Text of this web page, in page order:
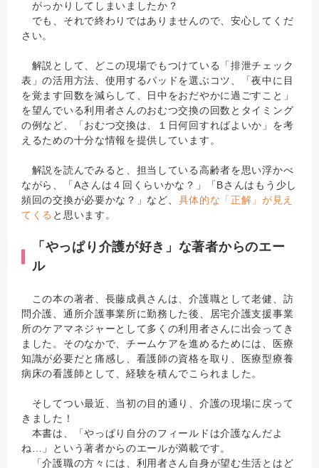
がっかりしてしまいましたか？
でも、それで終わりではありませんので、安心してくだ
さい。
解説として、どこの現場でもつけている「排泄チェック
表」の活用方法、使用するパッドを選ぶコツ、「夜中に目
を覚ます回数を減らして、日中をおだやかに過ごすこと」
を望んでいる利用者さんのおむつ交換の回数とタイミング
の例など、「おむつ交換は、１日何回すればよいか」を考
えるための十分な情報を提供しています。
解説を読んでみると、担当している高齢者を思い浮かべ
ながら、「Aさんは４回くらいかな？」「Bさんはもう少し
頻回の交換が必要かな？」など、 具体的な「正解」が見え
てくる と思います。
「やっぱり介護が好き」な著者からのエー
ル
この本の著者、長藤成眞さんは、介護職として老健、訪
問介護、通所介護事業所に勤務した後、居宅介護支援事業
所のケアマネジャーとして多くの利用者さんに出会ってき
ました。そのなかで、チームケアを進めるためには、医療
知識が必要だと痛感し、看護師の資格を取り、医療型療養
病床の看護師として、経験を積んでこられました。
そしてつい最近、当初の目的通り、介護の現場に戻って
きました！
本書は、「やっぱり自分のフィールドは介護なんだよ
ね…」という著者からのエールが満載です。
「介護職の方々には、利用者さん自身が望む生活とはど